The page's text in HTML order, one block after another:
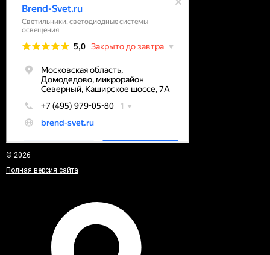
© 2026
Полная версия сайта